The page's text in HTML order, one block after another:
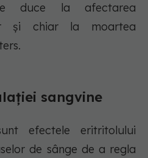
duce la afectarea
și chiar la moartea
sangvine
efectele eritritolului
de sânge de a regla